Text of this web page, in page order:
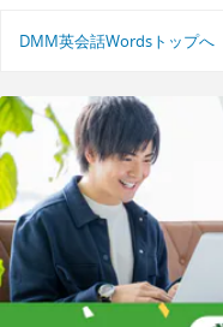
DMM英会話Wordsトップへ